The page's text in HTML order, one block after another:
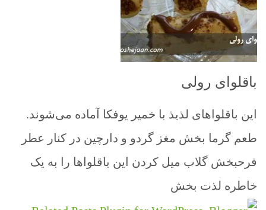
باقلوای رولی
این باقلواهای لذیذ با خمیر یوفکا آماده می‌شوند.
طعم گرما بخش مغز گردو و دارچین در کنار عطر
فرحبخش گلاب میل کردن این باقلواها را به یک
خاطره لذت بخش